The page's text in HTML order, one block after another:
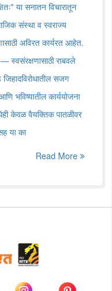
या सनातन विचारातून
संस्था व स्वराज्य
अविरत कार्यरत आहेत.
राबवले
सजग
भविष्यातील कार्ययोजना
केवळ वैयक्तिक पातळीवर
या का
Read More